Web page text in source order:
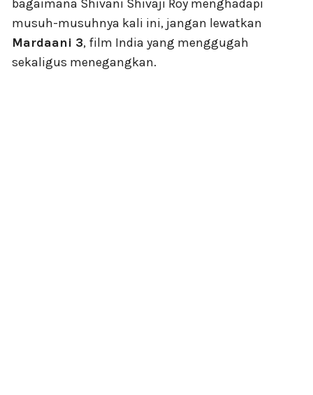
bagaimana Shivani Shivaji Roy menghadapi
musuh-musuhnya kali ini, jangan lewatkan
Mardaani 3, film India yang menggugah
sekaligus menegangkan.